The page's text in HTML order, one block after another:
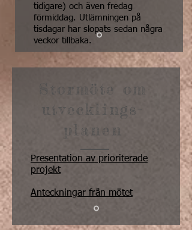
tidigare) och även fredag
förmiddag. Utlämningen på
tisdagar har slopats sedan några
veckor tillbaka.
Stormöte om
utvecklings-
planen
Presentation av prioriterade
projekt
Anteckningar från mötet